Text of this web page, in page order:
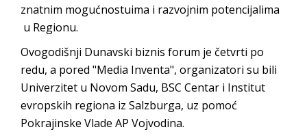
znatnim mogućnostuima i razvojnim potencijalima
u Regionu.
Ovogodišnji Dunavski biznis forum je četvrti po
redu, a pored "Media Inventa", organizatori su bili
Univerzitet u Novom Sadu, BSC Centar i Institut
evropskih regiona iz Salzburga, uz pomoć
Pokrajinske Vlade AP Vojvodina.